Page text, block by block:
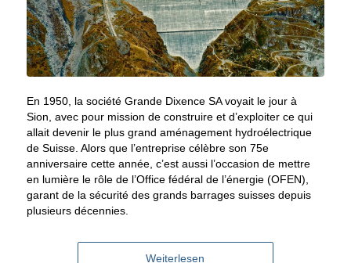
En 1950, la société Grande Dixence SA voyait le jour à
Sion, avec pour mission de construire et d’exploiter ce qui
allait devenir le plus grand aménagement hydroélectrique
de Suisse. Alors que l’entreprise célèbre son 75e
anniversaire cette année, c’est aussi l’occasion de mettre
en lumière le rôle de l’Office fédéral de l’énergie (OFEN),
garant de la sécurité des grands barrages suisses depuis
plusieurs décennies.
Weiterlesen